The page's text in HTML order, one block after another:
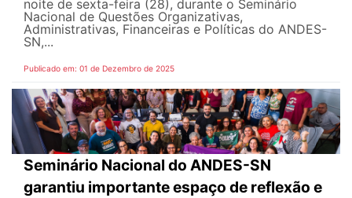
noite de sexta-feira (28), durante o Seminário
Nacional de Questões Organizativas,
Administrativas, Financeiras e Políticas do ANDES-
SN,...
Publicado em: 01 de Dezembro de 2025
Seminário Nacional do ANDES-SN
garantiu importante espaço de reflexão e